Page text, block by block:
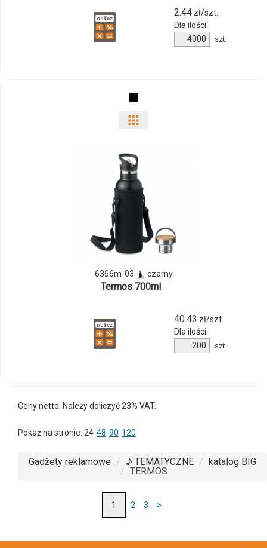
2.44zł/szt.
Dla ilości:
Ilość
produktu
szt.
ilości
produktu
6366m-
6366m-03 czarny
Termos 700ml
40.43 zł/szt.
Dla ilości:
produktu
szt.
Ceny netto. Należy doliczyć 23% VAT.
Pokaż na stronie: 24 48 90 120
Gadżety reklamowe ♪ TEMATYCZNE
katalog BIG
TERMOS
2 3 >